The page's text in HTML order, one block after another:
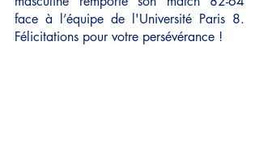
face à l’équipe de l'Université Paris 8.
Félicitations pour votre persévérance !